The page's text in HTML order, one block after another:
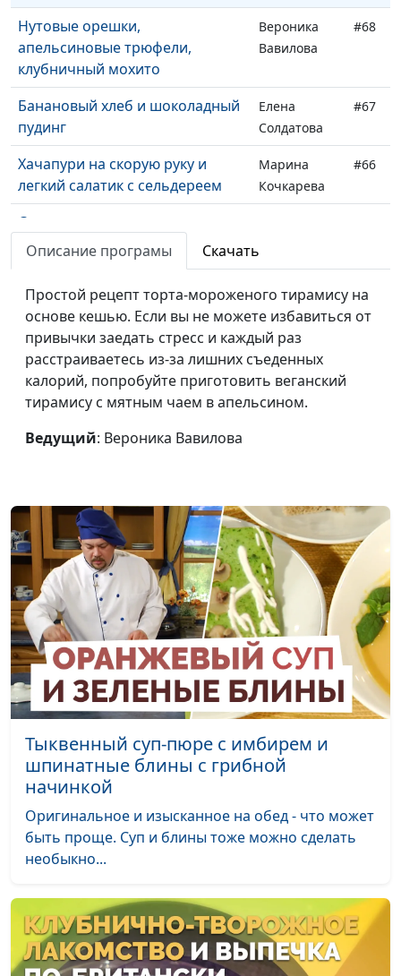
Нутовые орешки,
апельсиновые трюфели,
клубничный мохито
Вероника
Вавилова
#68
Банановый хлеб и шоколадный
пудинг
Елена
Солдатова
#67
Хачапури на скорую руку и
легкий салатик с сельдереем
Марина
Кочкарева
#66
Сладкие роллы
Плов с тыквой
Плов с овощами и сырные
фрикадельки
Елена Чумак #63
Перец, фаршированный
овощами и грибами, и булгур
Марина
Кочкарева
Овощи, запеченные в духовке,
Кочкарева
Картофель, фаршированный
чечевицей с грибами
Марина
Кочкарева
#59
Рулет из слоеного теста с
тыквой
Татьяна
Тимонина
#58
Клубничное суфле и ржаные
сконы
Светлана
Доманская
#57
Овсяный кекс и напиток из
клюквы с мятой
Светлана
Доманская
#56
Овсяноблины и черничный
Овощи в мисо соусе
Юлия
#54
Ленивые вареники с вишней
Светлана
Доманская
#53
«Басбуса»: рецепт египетского
Анжела
Описание програмы Скачать
Простой рецепт торта-мороженого тирамису на
основе кешью. Если вы не можете избавиться от
привычки заедать стресс и каждый раз
расстраиваетесь из-за лишних съеденных
калорий, попробуйте приготовить веганский
тирамису с мятным чаем в апельсином.
Ведущий: Вероника Вавилова
Тыквенный суп-пюре с имбирем и
шпинатные блины с грибной
начинкой
Оригинальное и изысканное на обед - что может
быть проще. Суп и блины тоже можно сделать
необыкно...